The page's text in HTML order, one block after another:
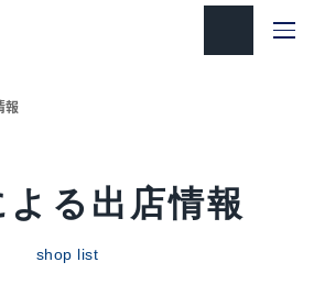
報
る出店情報
shop list